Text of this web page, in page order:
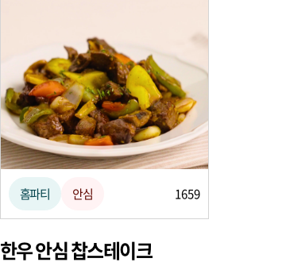
홈파티 안심 1659
한우 안심 찹스테이크